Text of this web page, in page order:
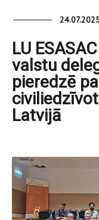
LU
valstu
pieredzē
Latvijā